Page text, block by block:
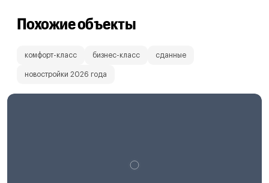
Похожие объекты
комфорт-класс бизнес-класс сданные
новостройки 2026 года